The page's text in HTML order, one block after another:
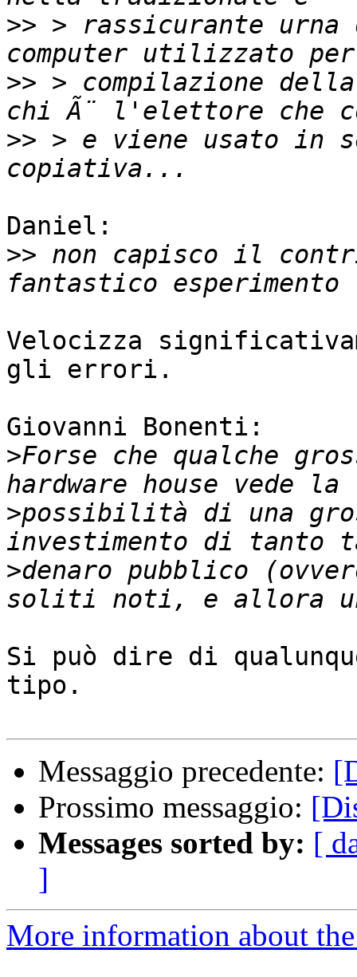
>> > rassicurante
>> > compilazione
>> > e viene usato in
Daniel:
>> non capisco il
Velocizza
gli errori.
Giovanni Bonenti:
>Forse che qualche
>possibilità di una
>denaro pubblico
Si può dire di
tipo.
Messaggio precedente:
Prossimo messaggio:
Messages sorted by: [
]
More information about